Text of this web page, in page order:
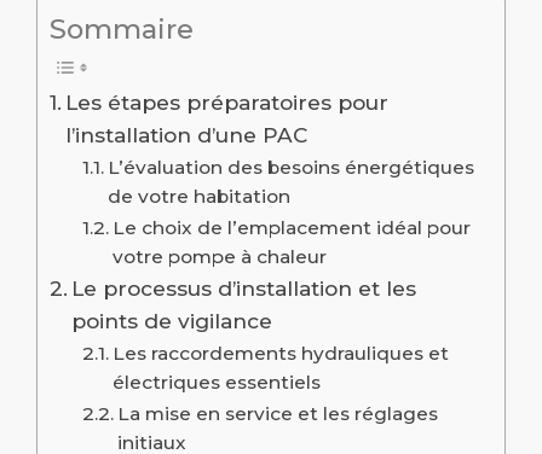
Sommaire
Les étapes préparatoires pour
l’installation d’une PAC
L’évaluation des besoins énergétiques
de votre habitation
Le choix de l’emplacement idéal pour
votre pompe à chaleur
Le processus d’installation et les
points de vigilance
Les raccordements hydrauliques et
électriques essentiels
La mise en service et les réglages
initiaux